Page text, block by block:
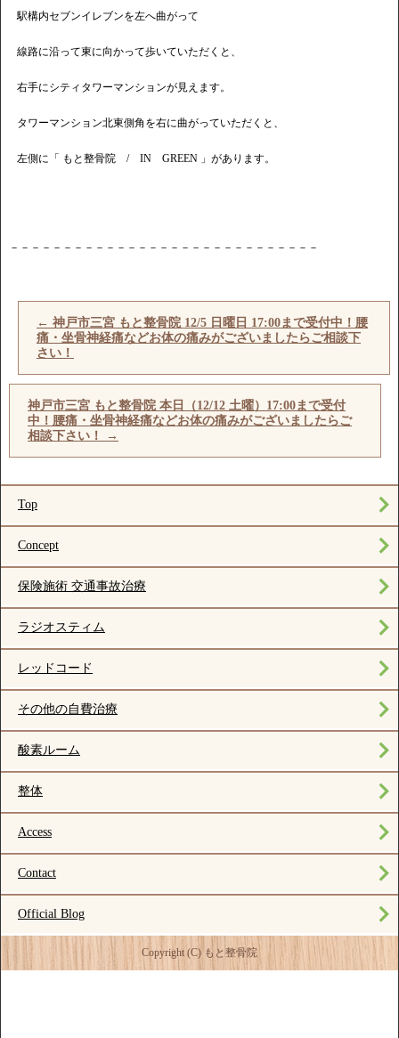
駅構内セブンイレブンを左へ曲がって
線路に沿って東に向かって歩いていただくと、
右手にシティタワーマンションが見えます。
タワーマンション北東側角を右に曲がっていただくと、
左側に「 もと整骨院 / IN GREEN 」があります。
－－－－－－－－－－－－－－－－－－－－－－－－－－－－－
← 神戸市三宮 もと整骨院 12/5 日曜日 17:00まで受付中！腰
痛・坐骨神経痛などお体の痛みがございましたらご相談下
さい！
神戸市三宮 もと整骨院 本日（12/12 土曜）17:00まで受付
中！腰痛・坐骨神経痛などお体の痛みがございましたらご
相談下さい！
→
Top
Concept
保険施術 交通事故治療
ラジオスティム
レッドコード
その他の自費治療
酸素ルーム
整体
Access
Contact
Official Blog
Copyright (C) もと整骨院